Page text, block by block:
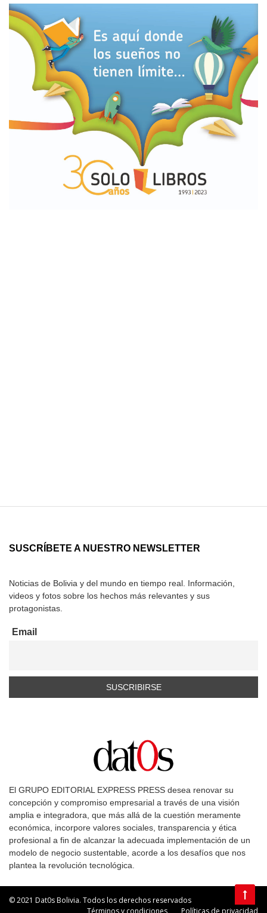
SUSCRÍBETE A NUESTRO NEWSLETTER
Noticias de Bolivia y del mundo en tiempo real. Información,
videos y fotos sobre los hechos más relevantes y sus
protagonistas.
Email
El GRUPO EDITORIAL EXPRESS PRESS desea renovar su
concepción y compromiso empresarial a través de una visión
amplia e integradora, que más allá de la cuestión meramente
económica, incorpore valores sociales, transparencia y ética
profesional a fin de alcanzar la adecuada implementación de un
modelo de negocio sustentable, acorde a los desafíos que nos
plantea la revolución tecnológica.
© 2021 Dat0s Bolivia. Todos los derechos reservados
Términos y condiciones
Políticas de privacidad